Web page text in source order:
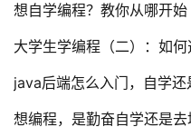
想自学编程？教你从哪开始
大学生学编程（二）：如何
java后端怎么入门，自学还
想编程，是勤奋自学还是去